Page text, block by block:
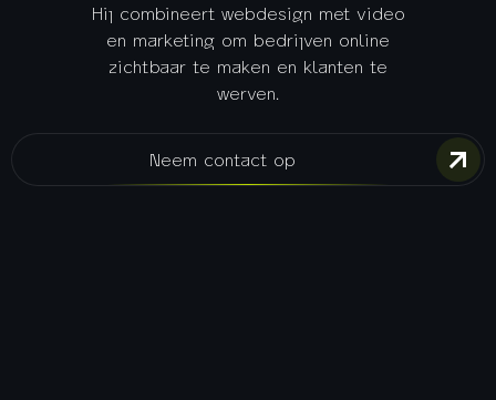
Hij combineert webdesign met video
en marketing om bedrijven online
zichtbaar te maken en klanten te
werven.
Neem contact op